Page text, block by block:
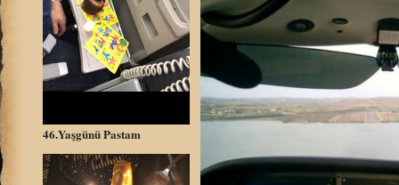
46.Yaşgünü Pastam